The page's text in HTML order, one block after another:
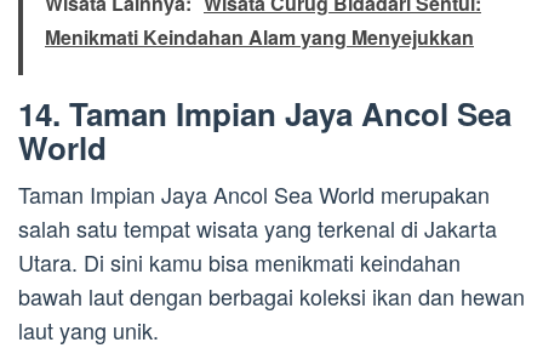
Menikmati Keindahan Alam yang Menyejukkan
14. Taman Impian Jaya Ancol Sea
World
Taman Impian Jaya Ancol Sea World merupakan
salah satu tempat wisata yang terkenal di Jakarta
Utara. Di sini kamu bisa menikmati keindahan
bawah laut dengan berbagai koleksi ikan dan hewan
laut yang unik.